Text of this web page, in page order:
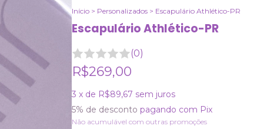
Início > Personalizados > Escapulário Athlético-PR
Escapulário Athlético-PR
(0)
R$269,00
3 x de R$89,67 sem juros
5% de desconto pagando com Pix
Não acumulável com outras promoções